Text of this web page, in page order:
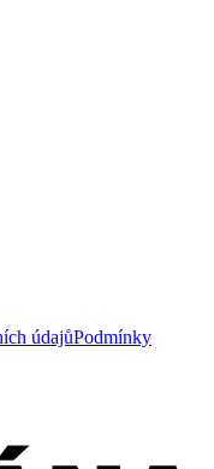
údajůPodmínky